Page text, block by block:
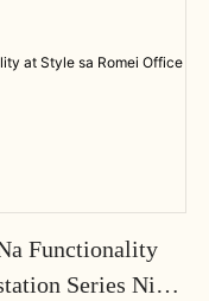
Functionality
Series Ni